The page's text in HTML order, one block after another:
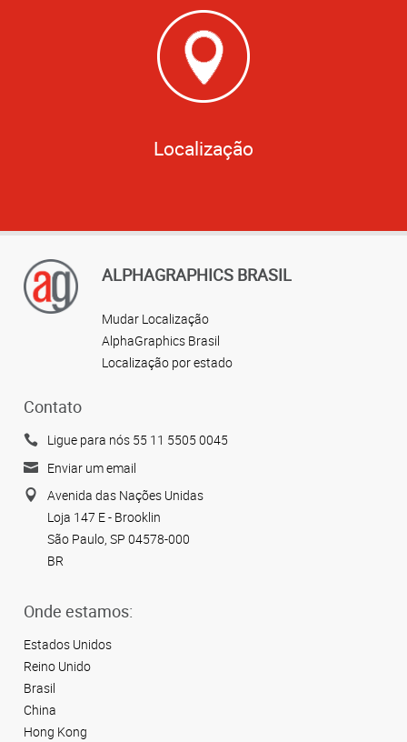
Localização
ALPHAGRAPHICS BRASIL
Mudar Localização
AlphaGraphics Brasil
Localização por estado
Contato
Ligue para nós 55 11 5505 0045
Enviar um email
Avenida das Nações Unidas
Loja 147 E - Brooklin
São Paulo, SP 04578-000
BR
Onde estamos:
Estados Unidos
Reino Unido
Brasil
China
Hong Kong